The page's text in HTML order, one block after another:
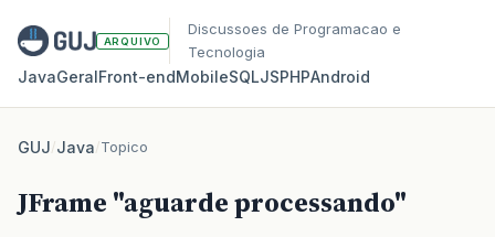
ARQUIVO
Discussoes de Programacao e
Tecnologia
JavaGeralFront‑endMobileSQLJSPHPAndroid
GUJ/Java/Topico
JFrame "aguarde processando"